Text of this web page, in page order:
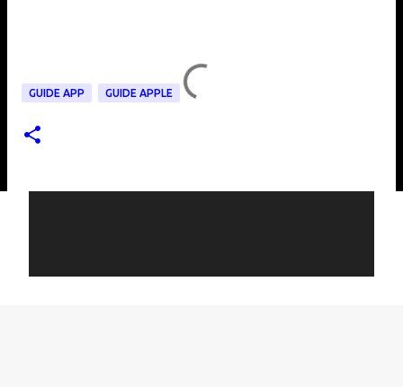
GUIDE APP GUIDE APPLE